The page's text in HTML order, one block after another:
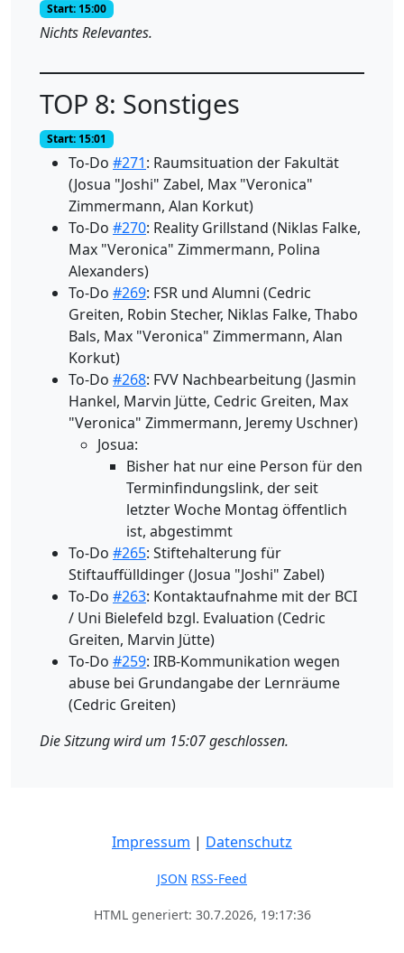
Start: 15:00
Nichts Relevantes.
TOP 8: Sonstiges
Start: 15:01
To-Do #271: Raumsituation der Fakultät
(Josua "Joshi" Zabel, Max "Veronica"
Zimmermann, Alan Korkut)
To-Do #270: Reality Grillstand (Niklas Falke,
Max "Veronica" Zimmermann, Polina
Alexanders)
To-Do #269: FSR und Alumni (Cedric
Greiten, Robin Stecher, Niklas Falke, Thabo
Bals, Max "Veronica" Zimmermann, Alan
Korkut)
To-Do #268: FVV Nachbearbeitung (Jasmin
Hankel, Marvin Jütte, Cedric Greiten, Max
"Veronica" Zimmermann, Jeremy Uschner)
Josua:
Bisher hat nur eine Person für den
Terminfindungslink, der seit
letzter Woche Montag öffentlich
ist, abgestimmt
To-Do #265: Stiftehalterung für
Stiftauffülldinger (Josua "Joshi" Zabel)
To-Do #263: Kontaktaufnahme mit der BCI
/ Uni Bielefeld bzgl. Evaluation (Cedric
Greiten, Marvin Jütte)
To-Do #259: IRB-Kommunikation wegen
abuse bei Grundangabe der Lernräume
(Cedric Greiten)
Die Sitzung wird um 15:07 geschlossen.
Impressum | Datenschutz
JSON RSS-Feed
HTML generiert: 30.7.2026, 19:17:36